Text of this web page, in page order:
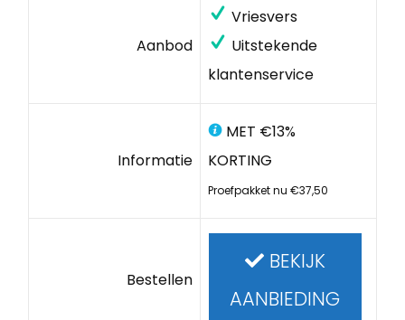
Aanbod
Vriesvers
Uitstekende
klantenservice
Informatie
MET €13%
KORTING
Proefpakket nu €37,50
Bestellen
BEKIJK
AANBIEDING